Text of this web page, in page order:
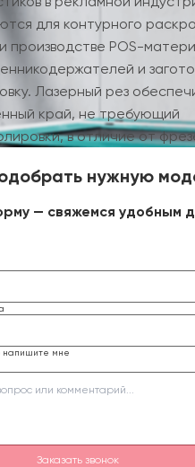
для контурного
производстве POS-
и
Лазерный рез
край, не требующий
в отличие от
нужную
— свяжемся удобным
напишите мне
Заказать звонок